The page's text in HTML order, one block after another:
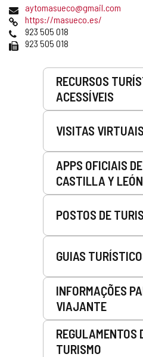
Endereço
de
email
aytomasueco@gmail.com
Pagina
web
https://masueco.es/
Telefones
923 505 018
Fax 923 505 018
RECURSOS
ACESSÍVEIS
VISITAS VIRTUAIS
APPS OFICIAIS
CASTILLA Y LEÓN
POSTOS DE
GUIAS
INFORMAÇÕES
VIAJANTE
REGULAMENTOS
TURISMO